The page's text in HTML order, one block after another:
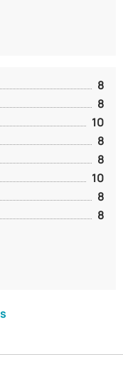
8
8
10
8
8
10
8
8